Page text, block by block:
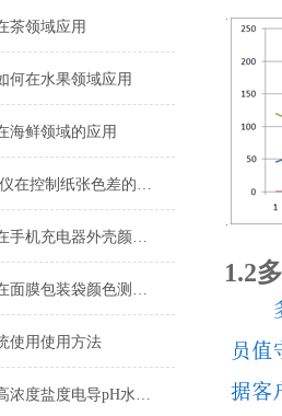
茶领域应用
何在水果领域应用
海鲜领域的应用
NS分光测色仪在控制纸张色差的应用
分光测色仪在手机充电器外壳颜色测量上的应用
分光测色仪在面膜包装袋颜色测量上的应用
使用使用方法
手持多合一高浓度盐度电导pH水质检测笔
1.2